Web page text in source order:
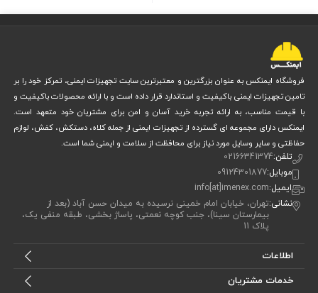
فروشگاه ایمنکس به عنوان بزرگترین و معتبرترین سایت تجهیزات ایمنی، تمرکز خود را بر
تامین تجهیزات ایمنی باکیفیت و استاندارد قرار داده است و با ارائه محصولات باکیفیت و
با قیمت مناسب، به ارائه تجربه خرید آسان و امن برای مشتریان خود متعهد است.
ایمنکس دارای مجموعه ای گسترده از تجهیزات ایمنی از جمله کلاه، دستکش، کفش، لوازم
حفاظتی و سایر وسایل مورد نیاز برای محافظت از سلامت و ایمنی شما است.
تلفن:02166341374
موبایل:09124301877
ایمیل:info[at]imenex.com
نشانی:تهران، خیابان امام خمینی نرسیده به میدان حسن آباد (بعد از
بیمارستان سینا)، جنب کوچه نعمتی، پاساژ بخشی، طبقه منفی یک،
پلاک 11
اطلاعات
خدمات مشتریان